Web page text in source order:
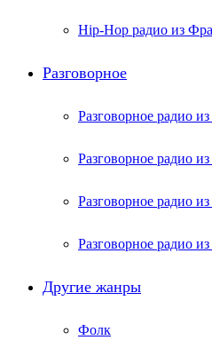
Hip-Hop радио из
Разговорное
Разговорное радио
Разговорное радио
Разговорное радио из
Разговорное радио
Другие жанры
Фолк